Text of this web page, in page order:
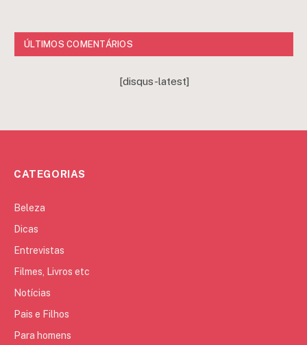
ÚLTIMOS COMENTÁRIOS
[disqus-latest]
CATEGORIAS
Beleza
Dicas
Entrevistas
Filmes, Livros etc
Notícias
Pais e Filhos
Para homens